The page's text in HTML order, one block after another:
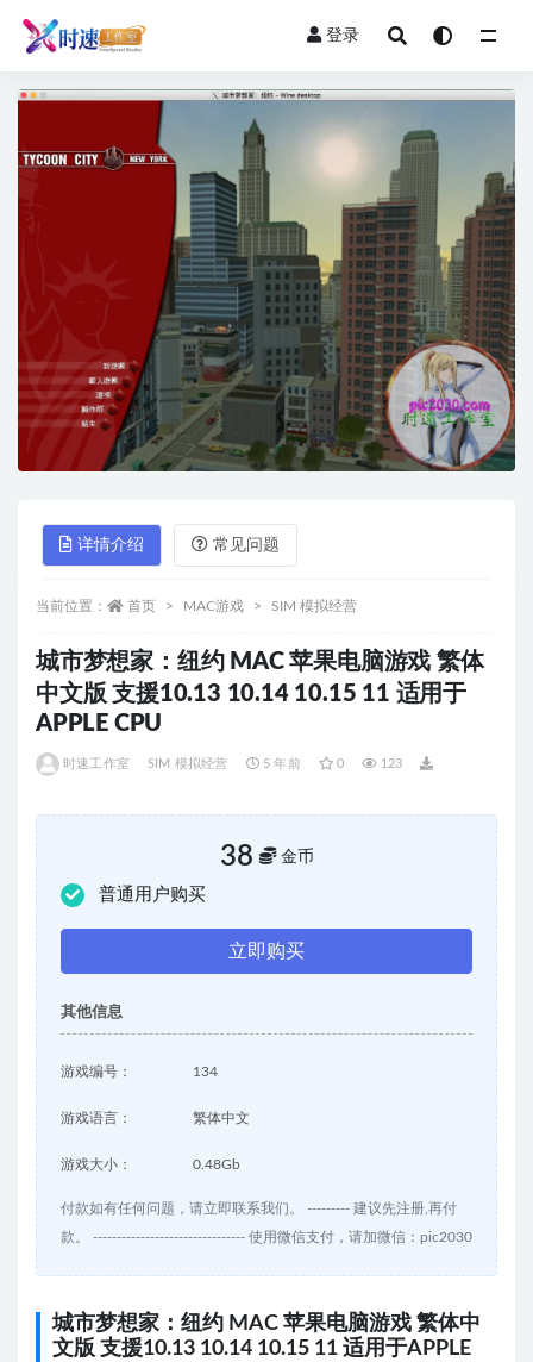
登录
详情介绍 常见问题
当前位置： 首页 MAC游戏 SIM 模拟经营
城市梦想家：纽约 MAC 苹果电脑游戏 繁体
中文版 支援10.13 10.14 10.15 11 适用于
APPLE CPU
时速工作室 SIM 模拟经营 5 年前 0 123
38 金币
普通用户购买
立即购买
其他信息
游戏编号： 134
游戏语言： 繁体中文
游戏大小： 0.48Gb
付款如有任何问题，请立即联系我们。 --------- 建议先注册,再付
款。 -------------------------------- 使用微信支付，请加微信：pic2030
城市梦想家：纽约 MAC 苹果电脑游戏 繁体中
文版 支援10.13 10.14 10.15 11 适用于APPLE